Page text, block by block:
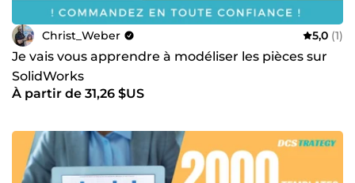
Christ_Weber 5,0 (1)
Je vais vous apprendre à modéliser les pièces sur
SolidWorks
À partir de 31,26 $US